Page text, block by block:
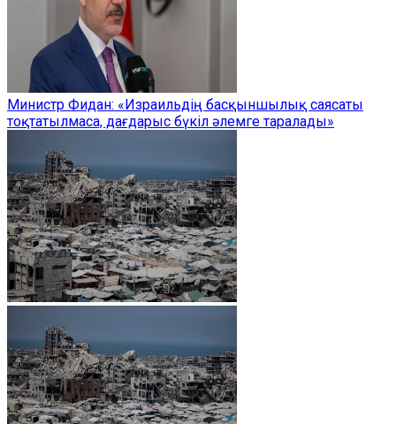
Министр Фидан: «Израильдің басқыншылық саясаты
тоқтатылмаса, дағдарыс бүкіл әлемге таралады»